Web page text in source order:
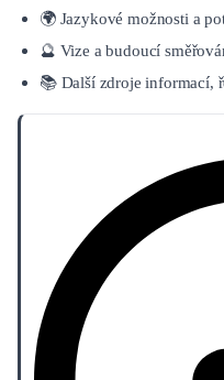
🌍 Jazykové možnosti a
🔮 Vize a budoucí
📚 Další zdroje informací,